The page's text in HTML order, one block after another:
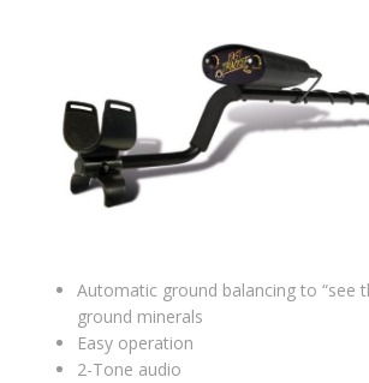
Automatic ground balancing to “see
ground minerals
Easy operation
2-Tone audio